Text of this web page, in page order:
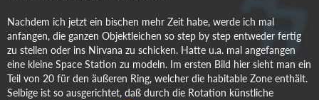
Nachdem ich jetzt ein bischen mehr Zeit habe, werde ich mal
anfangen, die ganzen Objektleichen so step by step entweder fertig
zu stellen oder ins Nirvana zu schicken. Hatte u.a. mal angefangen
eine kleine Space Station zu modeln. Im ersten Bild hier sieht man ein
Teil von 20 für den äußeren Ring, welcher die habitable Zone enthält.
Selbige ist so ausgerichtet, daß durch die Rotation künstliche